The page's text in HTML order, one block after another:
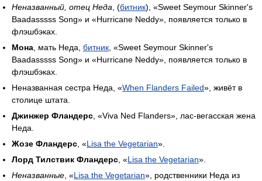
Неназванный, отец Неда , (битник), «Sweet Seymour Skinner's
Baadasssss Song» и «Hurricane Neddy», появляется только в
флэшбэках.
Мона , мать Неда, битник , «Sweet Seymour Skinner's
Baadasssss Song» и «Hurricane Neddy», появляется только в
флэшбэках.
Неназванная сестра Неда, «When Flanders Failed», живёт в
столице штата.
Джинжер Фландерс , «Viva Ned Flanders», лас-вегасская жена
Неда.
Жозе Фландерс , «Lisa the Vegetarian».
Лорд Тилствик Фландерс , «Lisa the Vegetarian».
Неназванные , «Lisa the Vegetarian», родственники Неда из